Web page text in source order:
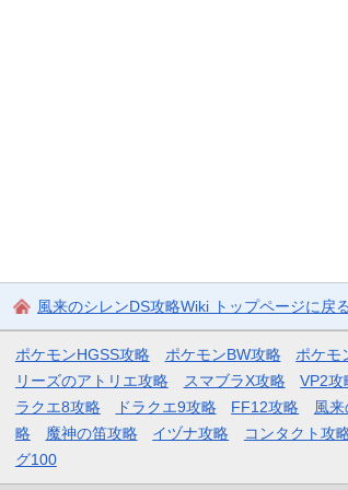
風来のシレンDS攻略Wiki トップページに戻る
ポケモンHGSS攻略 ポケモンBW攻略 ポケモ
リーズのアトリエ攻略
スマブラX攻略 VP2攻
ラクエ8攻略
ドラクエ9攻略 FF12攻略 風
略
魔神の笛攻略 イヅナ攻略 コンタクト攻
グ100